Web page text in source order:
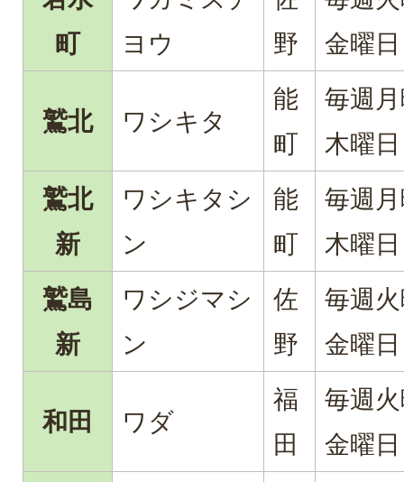
町
ヨウ
野
金曜日
鷲北 ワシキタ
能
町
毎週
木曜日
鷲北
新
ワシキタシ
ン
能
町
毎週
木曜日
鷲島
新
ワシジマシ
ン
佐
野
毎週
金曜日
和田 ワダ
福
田
毎週
金曜日